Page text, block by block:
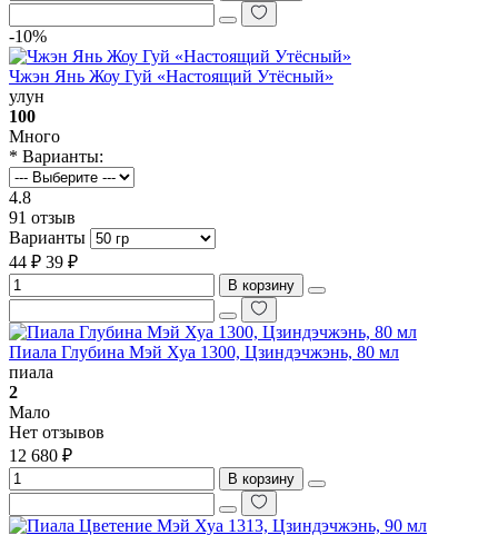
-10%
Чжэн Янь Жоу Гуй «Настоящий Утёсный»
улун
100
Много
* Варианты:
4.8
91 отзыв
Варианты
44 ₽ 39 ₽
В корзину
Пиала Глубина Мэй Хуа 1300, Цзиндэчжэнь, 80 мл
пиала
2
Мало
Нет отзывов
12 680 ₽
В корзину